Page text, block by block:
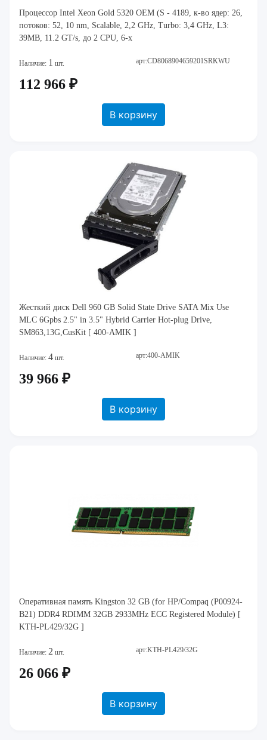
Процессор Intel Xeon Gold 5320 OEM (S - 4189, к-во ядер: 26,
потоков: 52, 10 nm, Scalable, 2,2 GHz, Turbo: 3,4 GHz, L3:
39MB, 11.2 GT/s, до 2 CPU, 6-х
Наличие: 1 шт. арт:CD8068904659201SRKWU
112 966 ₽
В корзину
Жесткий диск Dell 960 GB Solid State Drive SATA Mix Use
MLC 6Gpbs 2.5" in 3.5" Hybrid Carrier Hot-plug Drive,
SM863,13G,CusKit [ 400-AMIK ]
Наличие: 4 шт. арт:400-AMIK
39 966 ₽
В корзину
Оперативная память Kingston 32 GB (for HP/Compaq (P00924-
B21) DDR4 RDIMM 32GB 2933MHz ECC Registered Module) [
KTH-PL429/32G ]
Наличие: 2 шт. арт:KTH-PL429/32G
26 066 ₽
В корзину